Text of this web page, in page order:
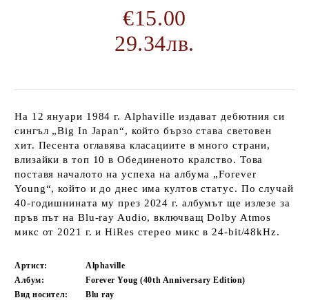
€15.00
29.34лв.
На 12 януари 1984 г. Alphaville издават дебютния си
сингъл „Big In Japan“, който бързо става световен
хит. Песента оглавява класациите в много страни,
влизайки в топ 10 в Обединеното кралство. Това
поставя началото на успеха на албума „Forever
Young“, който и до днес има култов статус. По случай
40-годишнината му през 2024 г. албумът ще излезе за
пръв път на Blu-ray Audio, включващ Dolby Atmos
микс от 2021 г. и HiRes стерео микс в 24-bit/48kHz.
Артист:
Alphaville
Албум:
Forever Youg (40th Anniversary Edition)
Вид носител:
Blu ray